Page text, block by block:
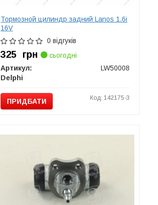
Тормозной цилиндр задний Lanos 1.6i
16V
0 відгуків
325 грн
сьогодні
Артикул:
LW50008
Delphi
ПРИДБАТИ Код: 142175-3